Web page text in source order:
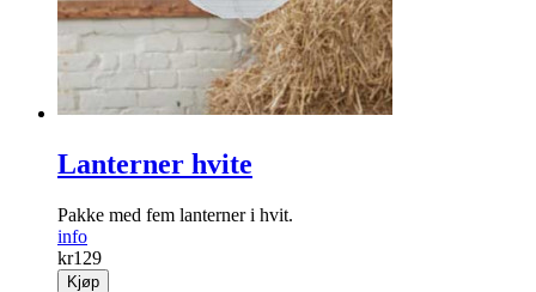
Lanterner hvite
Pakke med fem lanterner i hvit.
info
kr129
Kjøp